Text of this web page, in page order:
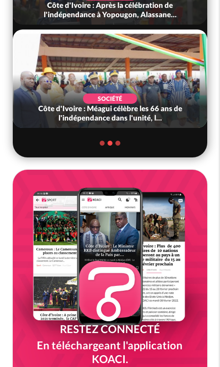
Côte d'Ivoire : Après la célébration de
l'indépendance à Yopougon, Alassane...
SOCIÉTÉ
Côte d'Ivoire : Méagui célèbre les 66 ans de
l'indépendance dans l'unité, l...
RESTEZ CONNECTÉ
En téléchargeant l'application
KOACI.